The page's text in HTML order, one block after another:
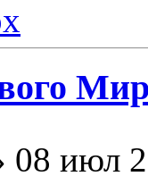
08 июл